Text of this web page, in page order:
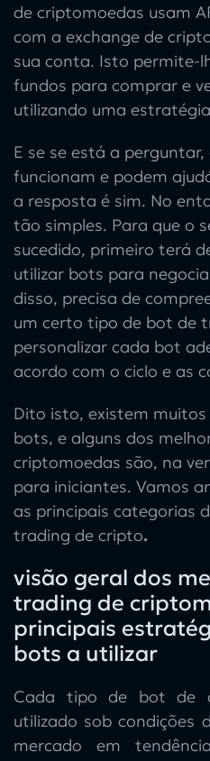
de criptomoedas usam
com a exchange de
sua conta. Isto permite-
fundos para comprar e
utilizando uma
E se se está a perguntar,
funcionam e podem
a resposta é sim. No
tão simples. Para que o
sucedido, primeiro terá
utilizar bots para
disso, precisa de
um certo tipo de bot de
personalizar cada bot
acordo com o ciclo e as
Dito isto, existem
bots, e alguns dos
criptomoedas são, na
para iniciantes. Vamos
as principais categorias
trading de cripto.
visão geral dos
trading de
principais
bots a utilizar
Cada tipo de bot de
utilizado sob condições
mercado em